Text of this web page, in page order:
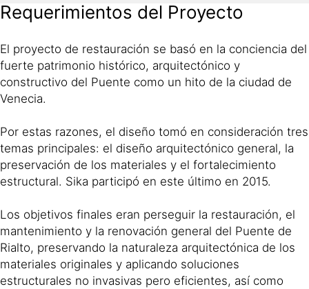
Requerimientos del Proyecto
El proyecto de restauración se basó en la conciencia del
fuerte patrimonio histórico, arquitectónico y
constructivo del Puente como un hito de la ciudad de
Venecia.
Por estas razones, el diseño tomó en consideración tres
temas principales: el diseño arquitectónico general, la
preservación de los materiales y el fortalecimiento
estructural. Sika participó en este último en 2015.
Los objetivos finales eran perseguir la restauración, el
mantenimiento y la renovación general del Puente de
Rialto, preservando la naturaleza arquitectónica de los
materiales originales y aplicando soluciones
estructurales no invasivas pero eficientes, así como